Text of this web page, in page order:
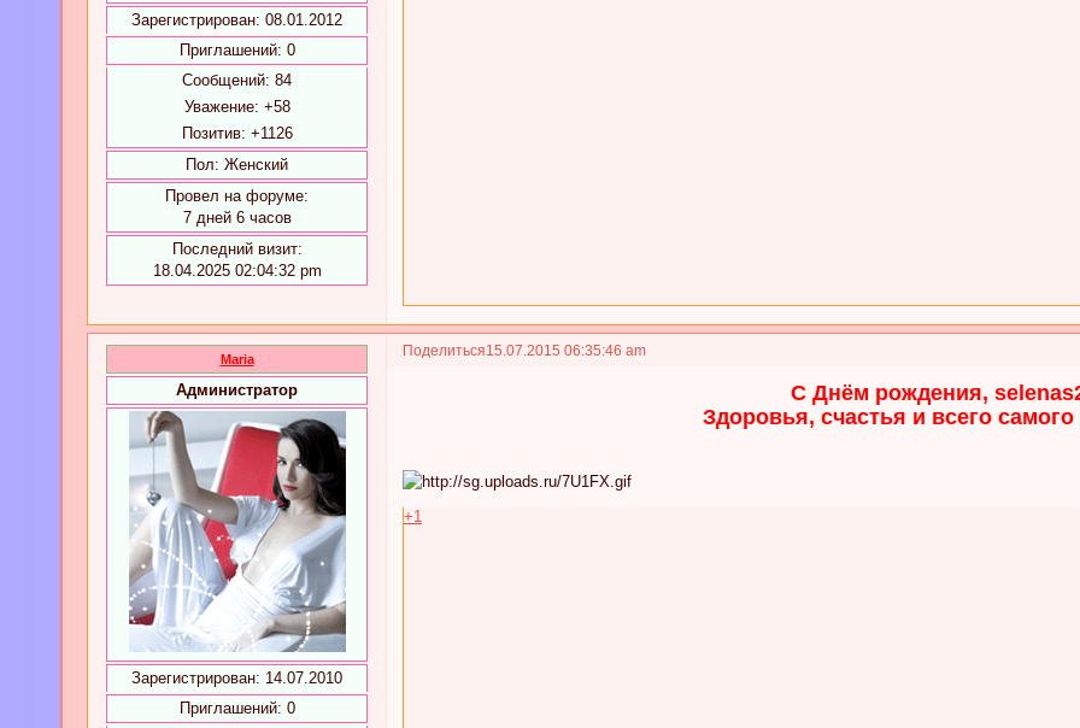
Зарегистрирован: 08.01.2012
Приглашений: 0
Сообщений: 84
Уважение: +58
Позитив: +1126
Пол: Женский
Провел на форуме:
7 дней 6 часов
Последний визит:
18.04.2025 02:04:32 pm
Поделиться15.07.2015 06:35:46 am
Maria
Администратор
Зарегистрирован: 14.07.2010
Приглашений: 0
С Днём рождения,
Здоровья, счастья и всего
+1